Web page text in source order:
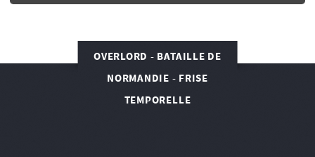
OVERLORD - BATAILLE DE
NORMANDIE - FRISE
TEMPORELLE